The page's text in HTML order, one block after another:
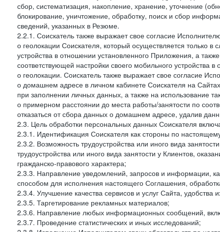
сбор, систематизация, накопление, хранение, уточнение
блокирование, уничтожение, обработку, поиск и сбор
сведений, указанных в Резюме.
2.2.1. Соискатель также выражает свое согласие
о геолокации Соискателя, который осуществляется только
устройства в отношении установленного Приложения, а
соответствующей настройки своего мобильного устройства
о геолокации. Соискатель также выражает свое согласие
о домашнем адресе в личном кабинете Соискателя на
при заполнении личных данных, а также на использование
о примерном расстоянии до места работы/занятости по
отказаться от сбора данных о домашнем адресе, удалив
2.3. Цель обработки персональных данных Соискателя
2.3.1. Идентификация Соискателя как стороны по
2.3.2. Возможность трудоустройства или иного вида
трудоустройства или иного вида занятости у Клиентов,
гражданско-правового характера;
2.3.3. Направление уведомлений, запросов и информации,
способом для исполнения настоящего Соглашения,
2.3.4. Улучшение качества сервисов и услуг Сайта, удобства
2.3.5. Таргетирование рекламных материалов;
2.3.6. Направление любых информационных сообщений,
2.3.7. Проведение статистических и иных исследований;